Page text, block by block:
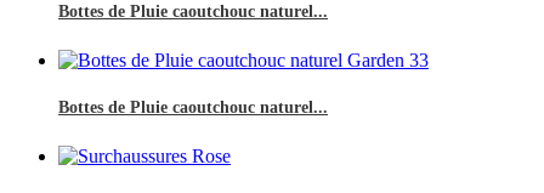
Bottes de Pluie caoutchouc naturel...
Bottes de Pluie caoutchouc naturel...